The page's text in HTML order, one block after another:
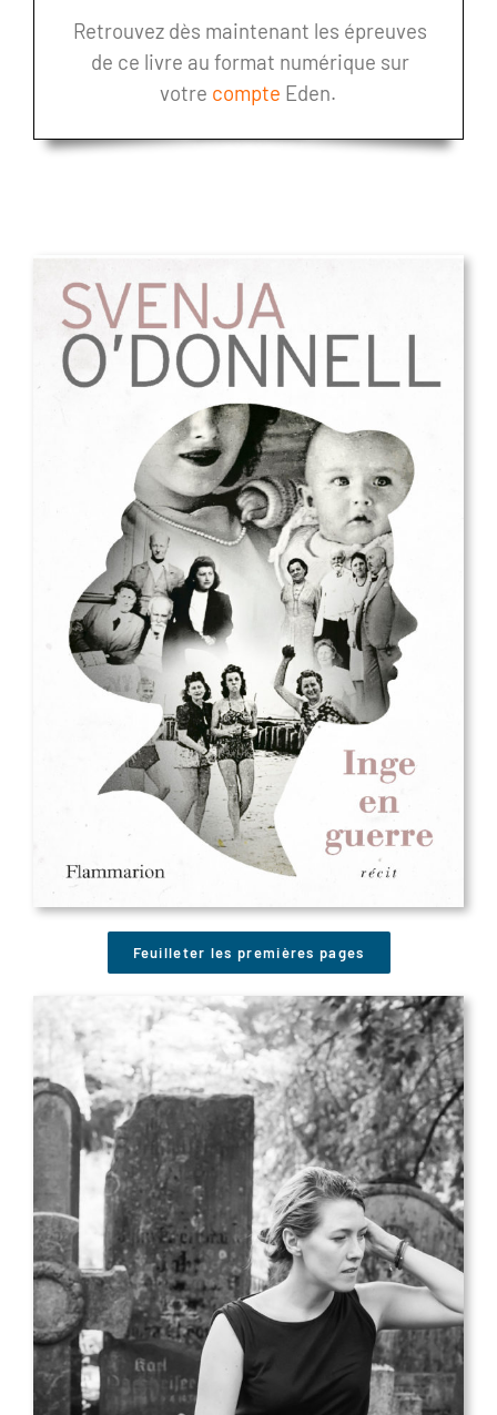
Retrouvez dès maintenant les épreuves
de ce livre au format numérique sur
votre compte Eden.
Feuilleter les premières pages